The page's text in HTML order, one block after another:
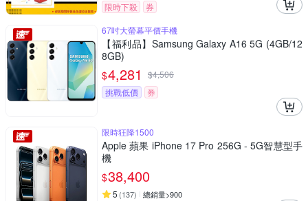
限時下殺
券
67吋大螢幕平價手機
【福利品】Samsung Galaxy A16 5G (4GB/12
8GB)
$4,281 $4,506
挑戰低價
券
限時狂降1500
Apple 蘋果 iPhone 17 Pro 256G - 5G智慧型手
機
$38,400
5 (137) 總銷量>900